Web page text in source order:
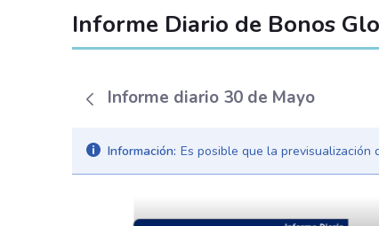
Informe Diario de Bonos
Informe diario 30 de Mayo
Información: Es posible que la